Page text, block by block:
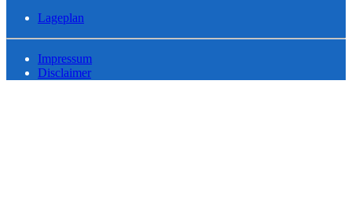
Lageplan
Impressum
Disclaimer